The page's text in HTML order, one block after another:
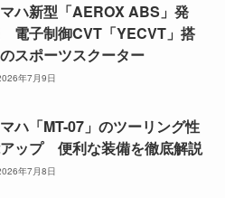
ハ新型「AEROX ABS」発
電子制御CVT「YECVT」搭
スポーツスクーター
年7月9日
ハ「MT-07」のツーリング性
ップ 便利な装備を徹底解説
年7月8日